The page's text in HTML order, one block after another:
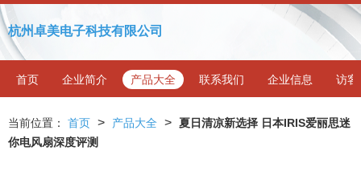
杭州卓美电子科技有限公司
首页 企业简介 产品大全 联系我们 企业信息 访客
当前位置： 首页 > 产品大全 > 夏日清凉新选择 日本IRIS爱丽思迷
你电风扇深度评测